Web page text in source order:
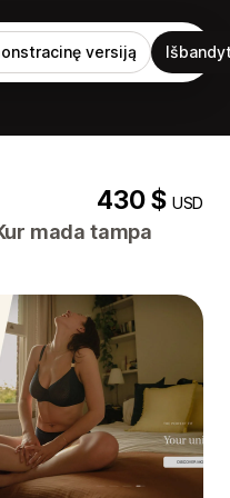
versiją
430 $USD
mada tampa